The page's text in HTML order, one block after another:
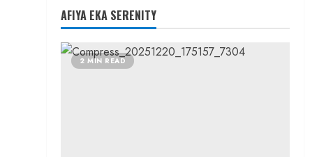
AFIYA EKA SERENITY
2 MIN READ